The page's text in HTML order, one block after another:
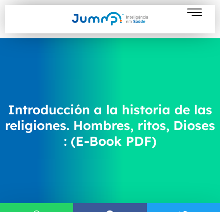
Introducción a la historia de las
religiones. Hombres, ritos, Dioses
: (E-Book PDF)